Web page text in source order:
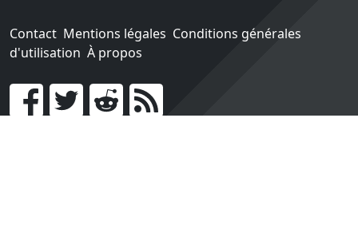
Contact Mentions légales Conditions générales
d'utilisation À propos